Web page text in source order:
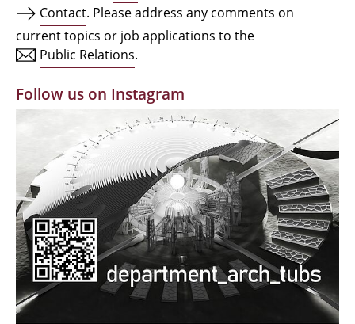
Facilities
Alumni | cloud club
Documents and Downloads
Contact. Please address any comments on
current topics or job applications to the
Public Relations.
Follow us on Instagram